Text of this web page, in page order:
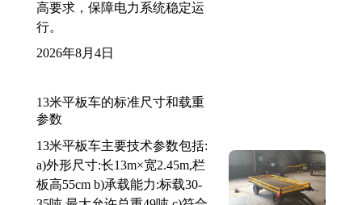
高要求，保障电力系统稳定运
行。
2026年8月4日
13米平板车的标准尺寸和载重
参数
13米平板车主要技术参数包括:
a)外形尺寸:长13m×宽2.45m,栏
板高55cm b)承载能力:标载30-